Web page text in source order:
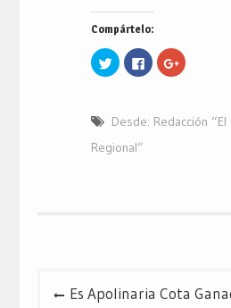
Compártelo:
Haz
clic
para
(Se
en
una
Haz
clic
para
(Se
Haz
clic
Google+
(Se
Desde: Redacción
Regional”
Es Apolinaria Cota